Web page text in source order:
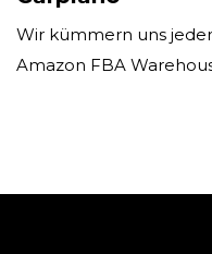
Wir kümmern uns
Amazon FBA